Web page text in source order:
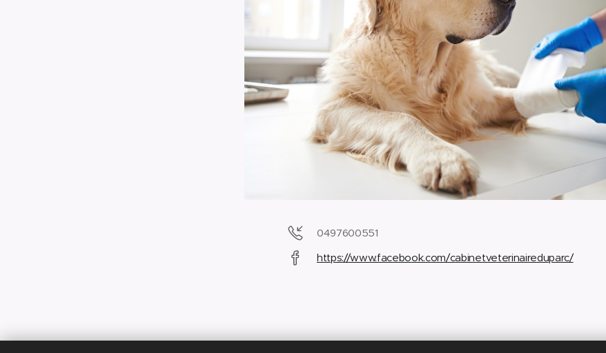
0497600551
https://www.facebook.com/cabinetveterinaireduparc/